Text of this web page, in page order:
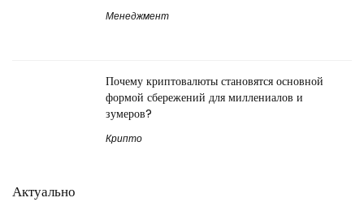
Менеджмент
Почему криптовалюты становятся основной
формой сбережений для миллениалов и
зумеров?
Крипто
Актуально